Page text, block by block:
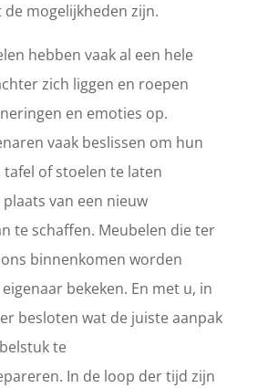
de mogelijkheden zijn.
hebben vaak al een hele
zich liggen en roepen
en emoties op.
vaak beslissen om hun
of stoelen te laten
van een nieuw
te schaffen. Meubelen die ter
binnenkomen worden
bekeken. En met u, in
besloten wat de juiste aanpak
te
In de loop der tijd zijn